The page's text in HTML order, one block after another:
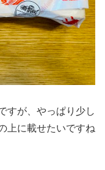
すが、やっぱり少し
上に載せたいですね